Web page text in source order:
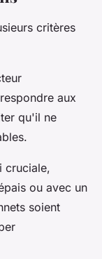
critères
aux
qu'il ne
cruciale,
ou avec un
soient